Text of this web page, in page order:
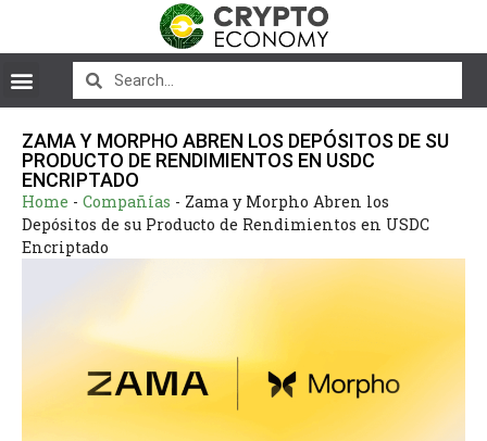
ZAMA Y MORPHO ABREN LOS DEPÓSITOS DE SU
PRODUCTO DE RENDIMIENTOS EN USDC
ENCRIPTADO
Home - Compañías - Zama y Morpho Abren los
Depósitos de su Producto de Rendimientos en USDC
Encriptado